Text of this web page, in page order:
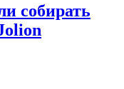
собирать